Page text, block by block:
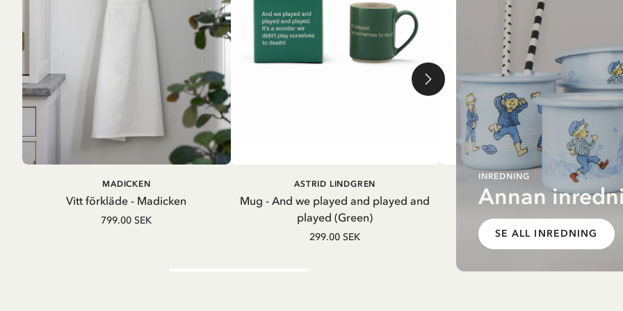
INREDNING
Annan
SE ALL INREDNING
LÄGG I VARUKORG
Vitt förkläde - Madicken
MADICKEN
799.00 SEK
LÄGG I VARUKORG
Mug - And we played and played and
played (Green)
ASTRID LINDGREN
299.00 SEK
LÄGG I VARUKORG
Termosflaska Pippi i nattsärk - Lila
PIPPI LÅNGSTRUMP
279.65 SEK329.00 SEK